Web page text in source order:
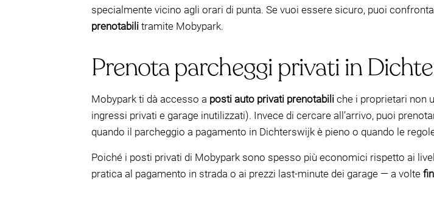
specialmente vicino agli orari di punta. Se vuoi essere sicuro, puoi
prenotabili tramite Mobypark.
Prenota parcheggi privati in
Mobypark ti dà accesso a posti auto privati prenotabili che i proprietari non
ingressi privati e garage inutilizzati). Invece di cercare all’arrivo, puoi
quando il parcheggio a pagamento in Dichterswijk è pieno o quando le
Poiché i posti privati di Mobypark sono spesso più economici rispetto ai
pratica al pagamento in strada o ai prezzi last-minute dei garage — a volte